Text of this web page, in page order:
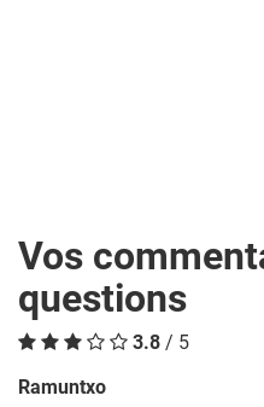
Vos
questions
3.8 / 5
Ramuntxo